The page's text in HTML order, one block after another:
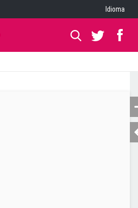
Idioma